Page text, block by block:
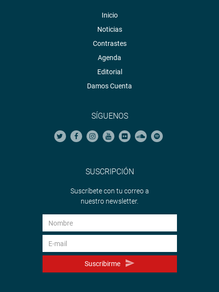
Inicio
Noticias
Contrastes
Agenda
Editorial
Damos Cuenta
SÍGUENOS
SUSCRIPCIÓN
Suscríbete con tu correo a
nuestro newsletter.
Suscribirme